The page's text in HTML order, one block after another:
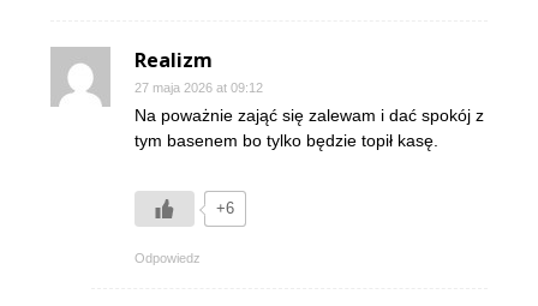
Realizm
27 maja 2026 at 09:12
Na poważnie zająć się zalewam i dać spokój z
tym basenem bo tylko będzie topił kasę.
+6
Odpowiedz